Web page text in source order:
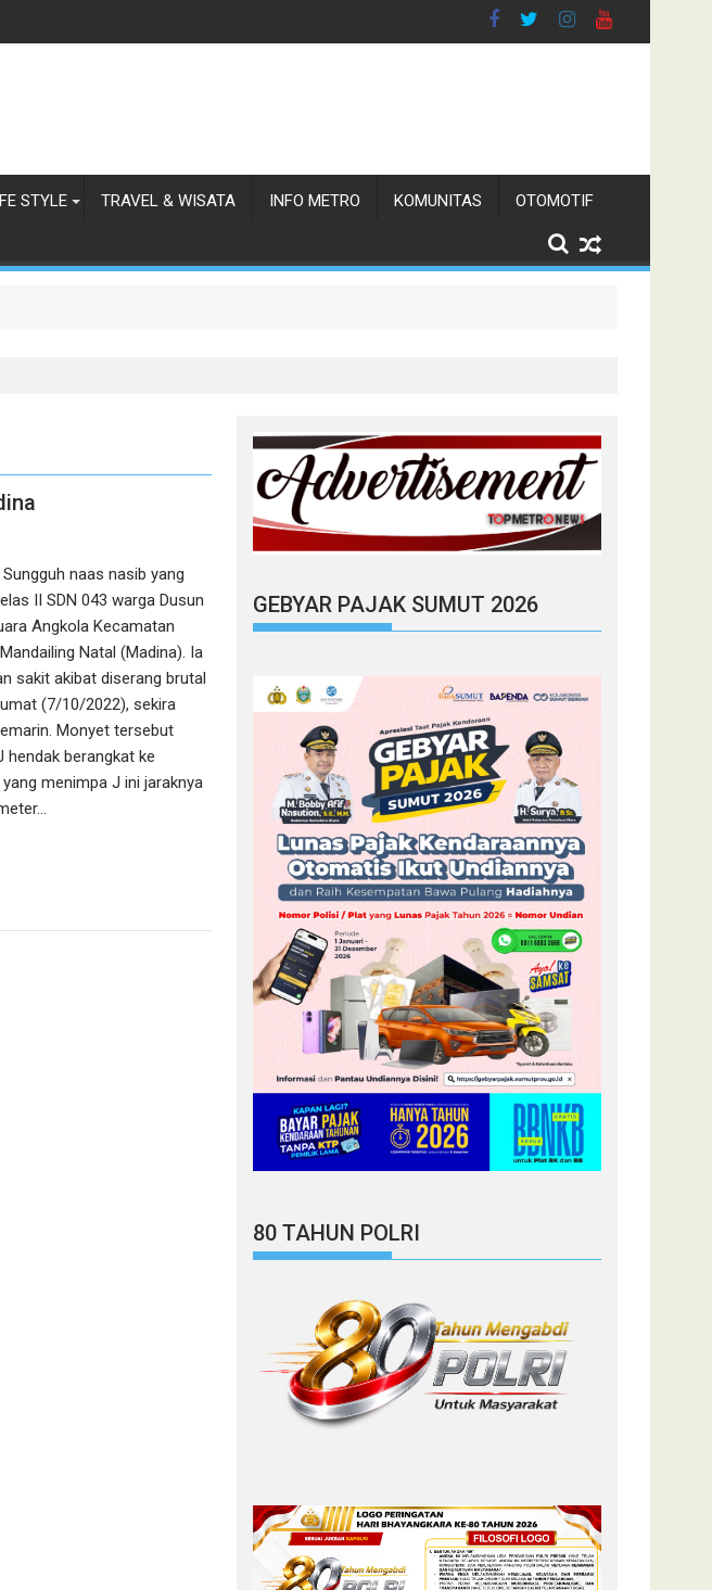
STYLE TRAVEL & WISATA INFO METRO KOMUNITAS OTOMOTIF
Menyikapi Ketidakperdulian Pemerintah
BLBI
naas nasib yang
II SDN 043 warga Dusun
Angkola Kecamatan
Natal (Madina). Ia
sakit akibat diserang brutal
(7/10/2022), sekira
Monyet tersebut
hendak berangkat ke
menimpa J ini jaraknya
GEBYAR PAJAK SUMUT 2026
80 TAHUN POLRI